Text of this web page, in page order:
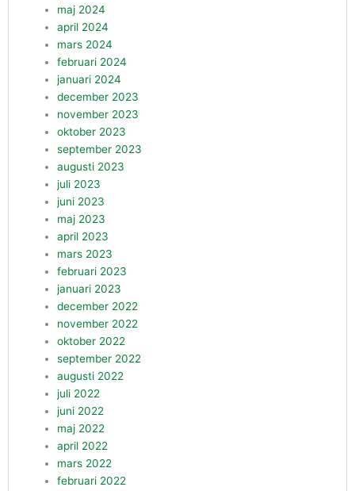
maj 2024
april 2024
mars 2024
februari 2024
januari 2024
december 2023
november 2023
oktober 2023
september 2023
augusti 2023
juli 2023
juni 2023
maj 2023
april 2023
mars 2023
februari 2023
januari 2023
december 2022
november 2022
oktober 2022
september 2022
augusti 2022
juli 2022
juni 2022
maj 2022
april 2022
mars 2022
februari 2022